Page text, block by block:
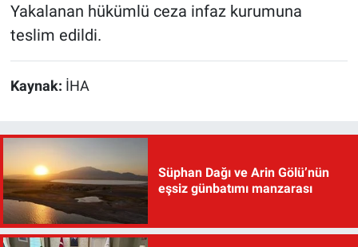
Yakalanan hükümlü ceza infaz kurumuna
teslim edildi.
Kaynak: İHA
Süphan Dağı ve Arin Gölü’nün
eşsiz günbatımı manzarası